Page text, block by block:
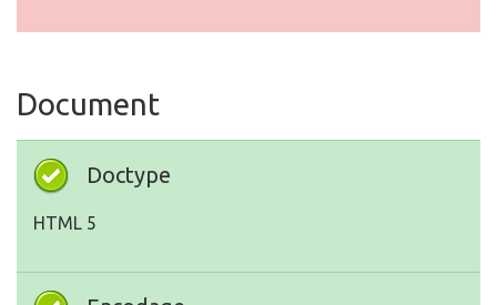
Document
Doctype
HTML 5